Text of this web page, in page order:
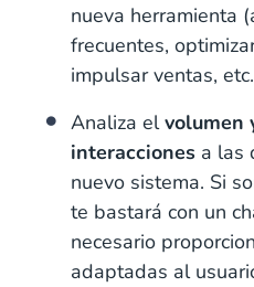
nueva herramienta
frecuentes,
impulsar ventas,
Analiza elvolumen
interacciones a las
nuevo sistema. Si
te bastará con un
necesario
adaptadas al